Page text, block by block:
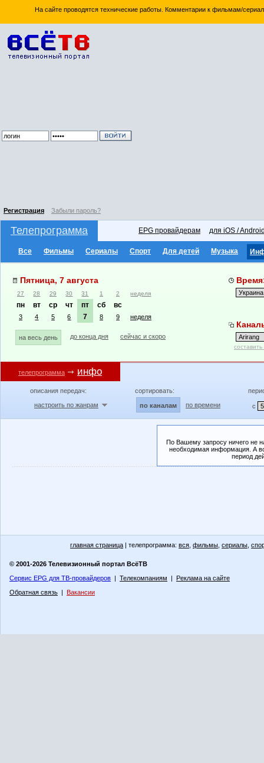
На сайте проводятся технические работы. Комментарии к фильмам/
Регистрация Забыли пароль?
Телепрограмма EPG провайдерам для iOS /
Все Фильмы Сериалы Спорт Для детей Музыка
Пятница, 7 августа
27 28 29 30 31 1 2 неделя
пн вт ср чт пт сб вс
3 4 5 6 7 8 9 неделя
на весь день до конца дня сейчас и скоро
телепрограмма инфо
описания передач:
настроить по жанрам
сортировать:
по каналам по времени с
По Вашему запросу ничего не
необходимая информация. А
период
главная страница | телепрограмма: вся фильмы сериалы
© 2001-2026 Телевизионный портал ВсёТВ
Сервис EPG для ТВ-провайдеров | Телекомпаниям | Реклама на сайте
Обратная связь | Вакансии